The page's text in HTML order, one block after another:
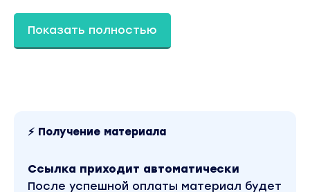
подумают люди вокруг, а их внимание,
наоборот, ещё больше тебя заводит, а
задумываясь, где педаль газа, где
Это и есть главный результат на тренировке
«Медиафитнес. Ступень 1».
Показать полностью
⚡ Получение материала
Ссылка приходит автоматически
После успешной оплаты материал будет